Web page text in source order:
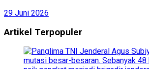
29 Juni 2026
Artikel Terpopuler